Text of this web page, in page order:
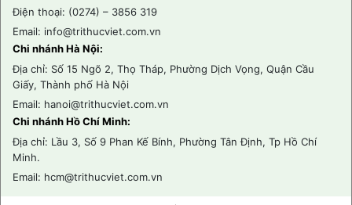
Điện thoại: (0274) – 3856 319
Email: info@trithucviet.com.vn
Chi nhánh Hà Nội:
Địa chỉ: Số 15 Ngõ 2, Thọ Tháp, Phường Dịch Vọng, Quận Cầu
Giấy, Thành phố Hà Nội
Email: hanoi@trithucviet.com.vn
Chi nhánh Hồ Chí Minh:
Địa chỉ: Lầu 3, Số 9 Phan Kế Bính, Phường Tân Định, Tp Hồ Chí
Minh.
Email: hcm@trithucviet.com.vn